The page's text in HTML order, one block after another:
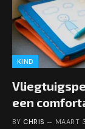
KIND
een
BY CHRIS MAART